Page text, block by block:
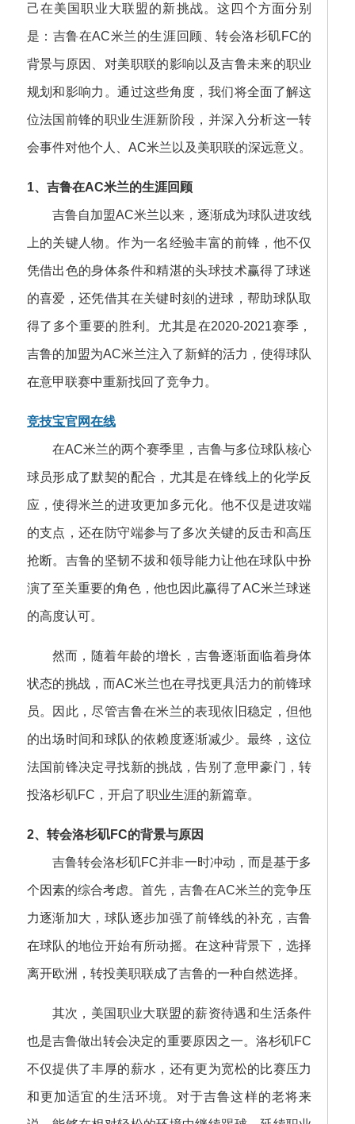
己在美国职业大联盟的新挑战。这四个方面分别
是：吉鲁在AC米兰的生涯回顾、转会洛杉矶FC的
背景与原因、对美职联的影响以及吉鲁未来的职业
规划和影响力。通过这些角度，我们将全面了解这
位法国前锋的职业生涯新阶段，并深入分析这一转
会事件对他个人、AC米兰以及美职联的深远意义。
1、吉鲁在AC米兰的生涯回顾
吉鲁自加盟AC米兰以来，逐渐成为球队进攻线
上的关键人物。作为一名经验丰富的前锋，他不仅
凭借出色的身体条件和精湛的头球技术赢得了球迷
的喜爱，还凭借其在关键时刻的进球，帮助球队取
得了多个重要的胜利。尤其是在2020-2021赛季，
吉鲁的加盟为AC米兰注入了新鲜的活力，使得球队
在意甲联赛中重新找回了竞争力。
竞技宝官网在线
在AC米兰的两个赛季里，吉鲁与多位球队核心
球员形成了默契的配合，尤其是在锋线上的化学反
应，使得米兰的进攻更加多元化。他不仅是进攻端
的支点，还在防守端参与了多次关键的反击和高压
抢断。吉鲁的坚韧不拔和领导能力让他在球队中扮
演了至关重要的角色，他也因此赢得了AC米兰球迷
的高度认可。
然而，随着年龄的增长，吉鲁逐渐面临着身体
状态的挑战，而AC米兰也在寻找更具活力的前锋球
员。因此，尽管吉鲁在米兰的表现依旧稳定，但他
的出场时间和球队的依赖度逐渐减少。最终，这位
法国前锋决定寻找新的挑战，告别了意甲豪门，转
投洛杉矶FC，开启了职业生涯的新篇章。
2、转会洛杉矶FC的背景与原因
吉鲁转会洛杉矶FC并非一时冲动，而是基于多
个因素的综合考虑。首先，吉鲁在AC米兰的竞争压
力逐渐加大，球队逐步加强了前锋线的补充，吉鲁
在球队的地位开始有所动摇。在这种背景下，选择
离开欧洲，转投美职联成了吉鲁的一种自然选择。
其次，美国职业大联盟的薪资待遇和生活条件
也是吉鲁做出转会决定的重要原因之一。洛杉矶FC
不仅提供了丰厚的薪水，还有更为宽松的比赛压力
和更加适宜的生活环境。对于吉鲁这样的老将来